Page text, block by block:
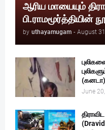
ஆரிய மாயையும்
பி.ராமமூர்த்தியின்
by uthayamugam - August
(கனடா)
June